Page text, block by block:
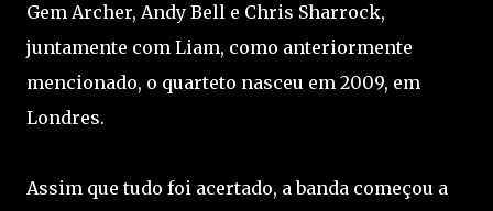
Gem Archer, Andy Bell e Chris Sharrock,
juntamente com Liam, como anteriormente
mencionado, o quarteto nasceu em 2009, em
Londres.
Assim que tudo foi acertado, a banda começou a